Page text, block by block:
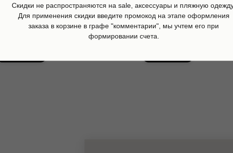
Футболка с накладными карманами,
Douuod
Свитшот Orange spirit,
Sprout
7 900
Скидки не распространяются на sale, аксессуары и пляжную
Для применения скидки введите промокод на этапе оформления
заказа в корзине в графе "комментарии", мы учтем его при
формировании счета.